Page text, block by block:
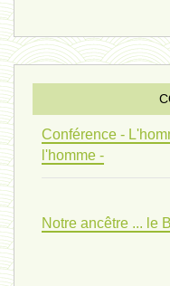
penser 01 - 9 février
univers 09 V4 - 26
Conférence -
l'homme -
Notre ancêtre ... le